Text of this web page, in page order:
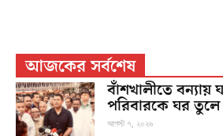
আজকের সর্বশেষ
বাঁশখালীতে বন্যায়
পরিবারকে ঘর তুলে
আগস্ট ৭, ২০২৬